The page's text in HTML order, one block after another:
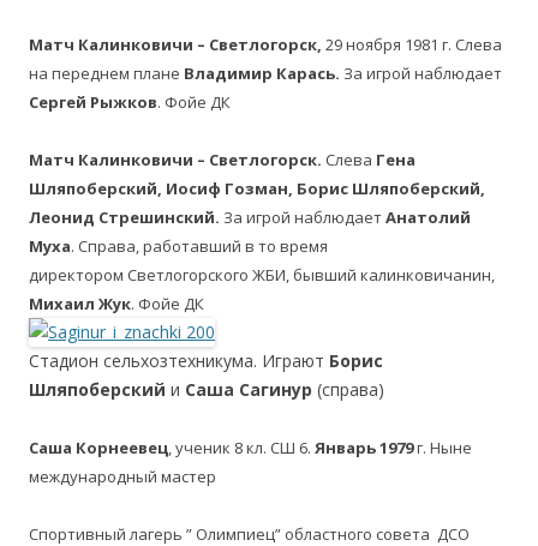
Матч Калинковичи – Светлогорск, 29 ноября 1981 г. Слева
на переднем плане Владимир Карась. За игрой наблюдает
Сергей Рыжков. Фойе ДК
Матч Калинковичи – Светлогорск. Слева Гена
Шляпоберский, Иосиф Гозман, Борис Шляпоберский,
Леонид Стрешинский. За игрой наблюдаетАнатолий
Муха. Справа, работавший в то время
директором Светлогорского ЖБИ, бывший калинковичанин,
Михаил Жук. Фойе ДК
Стадион сельхозтехникума. Играют Борис
Шляпоберский и Саша Сагинур (справа)
Саша Корнеевец, ученик 8 кл. СШ 6. Январь 1979г. Ныне
международный мастер
Спортивный лагерь ” Олимпиец” областного совета ДСО